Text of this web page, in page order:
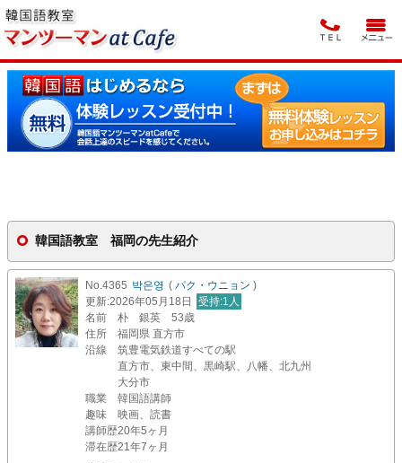
韓国語教室 福岡の先生紹介
No.4365 박은영 ( パク・ウニョン )
更新:2026年05月18日 受持:1人
名前
朴 銀英 53歳
住所
福岡県 直方市
沿線
筑豊電気鉄道すべての駅
直方市、東中間、黒崎駅、八幡、北九州
大分市
職業
韓国語講師
趣味
映画、読書
講師歴20年5ヶ月
滞在歴21年7ヶ月